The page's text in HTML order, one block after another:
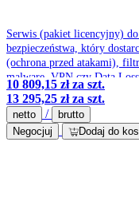
Serwis (pakiet licencyjny)
bezpieczeństwa, który
(ochrona przed atakami),
malware, VPN czy Data
10 809,15 złza szt.
13 295,25 złza szt.
netto /
brutto
Negocjuj
Dodaj do